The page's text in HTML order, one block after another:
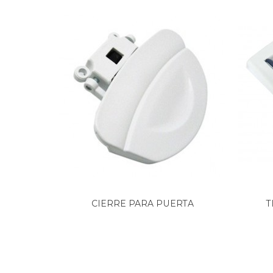
BALAY, 3BC895/01
BALAY, 3BC896/01
BALAY, 3BC896/02
BALAY, 3BC898/01
BALAY, 3BC898/02
BALAY, 3BC898/03
BALAY, 3BC994/01
BALAY, 3BC998/01
BALAY, 3BC999/01
BALAY, 3BC999/02
BALAY, 3BC999/03
BALAY, 3BD663X/03
CIERRE PARA PUERTA